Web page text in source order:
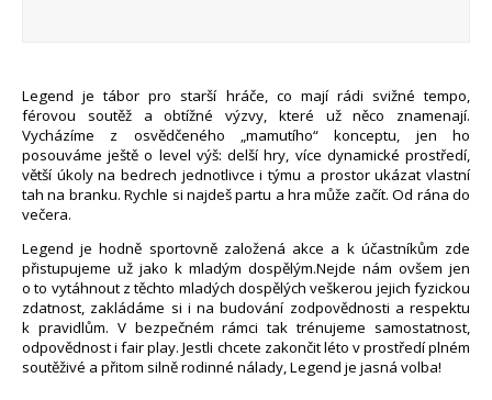
Legend je tábor pro starší hráče, co mají rádi svižné tempo,
férovou soutěž a obtížné výzvy, které už něco znamenají.
Vycházíme z osvědčeného „mamutího“ konceptu, jen ho
posouváme ještě o level výš: delší hry, více dynamické prostředí,
větší úkoly na bedrech jednotlivce i týmu a prostor ukázat vlastní
tah na branku. Rychle si najdeš partu a hra může začít. Od rána do
večera.
Legend je hodně sportovně založená akce a k účastníkům zde
přistupujeme už jako k mladým dospělým.Nejde nám ovšem jen
o to vytáhnout z těchto mladých dospělých veškerou jejich fyzickou
zdatnost, zakládáme si i na budování zodpovědnosti a respektu
k pravidlům. V bezpečném rámci tak trénujeme samostatnost,
odpovědnost i fair play. Jestli chcete zakončit léto v prostředí plném
soutěživé a přitom silně rodinné nálady, Legend je jasná volba!